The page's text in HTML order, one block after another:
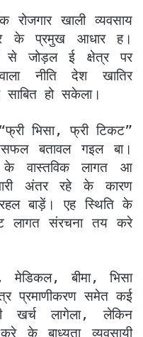
खाली व्यवसाय
के प्रमुख आधार ह।
से जोड़ल ई क्षेत्र पर
नीति देश खातिर
हो सकेला।
भिसा, फ्री टिकट”
बतावल गइल बा।
वास्तविक लागत आ
अंतर रहे के कारण
बाड़ें। एह स्थिति के
लागत संरचना तय करे
बीमा, भिसा
प्रमाणीकरण समेत कई
खर्च लागेला, लेकिन
के बाध्यता व्यवसायी